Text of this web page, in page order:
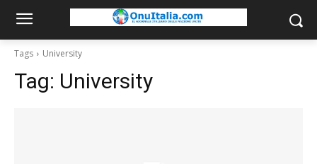
Tags University
Tag: University